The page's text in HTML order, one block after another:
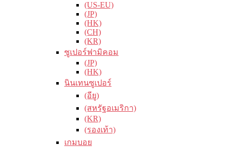
(US-EU)
(JP)
(HK)
(CH)
(KR)
ซูเปอร์ฟามิคอม
(JP)
(HK)
นินเทนซูเปอร์
(อียู)
(สหรัฐอเมริกา)
(KR)
(รองเท้า)
เกมบอย